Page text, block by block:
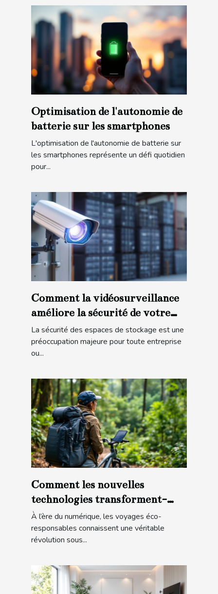
Optimisation de l'autonomie de
batterie sur les smartphones
L'optimisation de l'autonomie de batterie sur
les smartphones représente un défi quotidien
pour...
Comment la vidéosurveillance
améliore la sécurité de votre
espace de stockage ?
La sécurité des espaces de stockage est une
préoccupation majeure pour toute entreprise
ou...
Comment les nouvelles
technologies transforment-
elles les voyages éco-
responsables ?
À l’ère du numérique, les voyages éco-
responsables connaissent une véritable
révolution sous...